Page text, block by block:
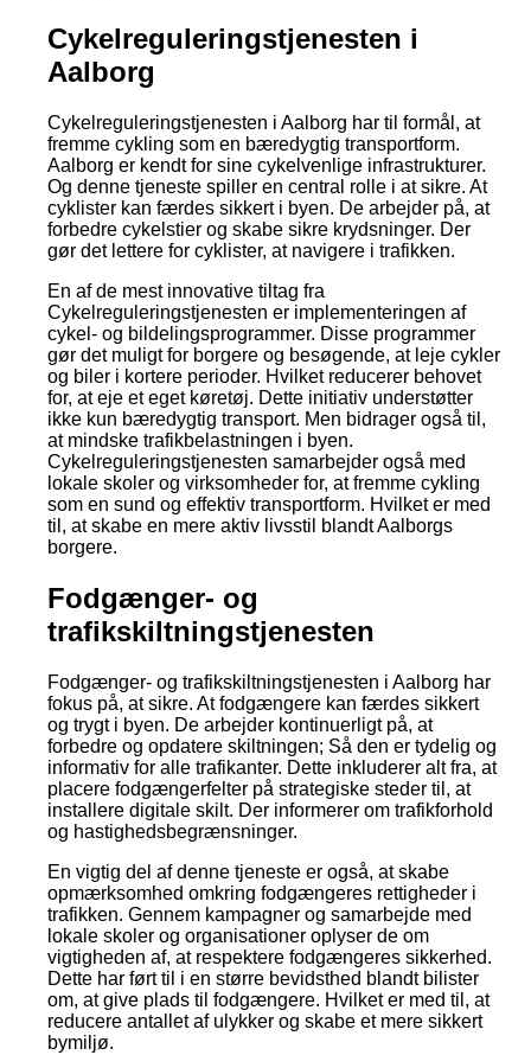
Cykelreguleringstjenesten i
Aalborg
Cykelreguleringstjenesten i Aalborg har til formål, at
fremme cykling som en bæredygtig transportform.
Aalborg er kendt for sine cykelvenlige infrastrukturer.
Og denne tjeneste spiller en central rolle i at sikre. At
cyklister kan færdes sikkert i byen. De arbejder på, at
forbedre cykelstier og skabe sikre krydsninger. Der
gør det lettere for cyklister, at navigere i trafikken.
En af de mest innovative tiltag fra
Cykelreguleringstjenesten er implementeringen af
cykel- og bildelingsprogrammer. Disse programmer
gør det muligt for borgere og besøgende, at leje cykler
og biler i kortere perioder. Hvilket reducerer behovet
for, at eje et eget køretøj. Dette initiativ understøtter
ikke kun bæredygtig transport. Men bidrager også til,
at mindske trafikbelastningen i byen.
Cykelreguleringstjenesten samarbejder også med
lokale skoler og virksomheder for, at fremme cykling
som en sund og effektiv transportform. Hvilket er med
til, at skabe en mere aktiv livsstil blandt Aalborgs
borgere.
Fodgænger- og
trafikskiltningstjenesten
Fodgænger- og trafikskiltningstjenesten i Aalborg har
fokus på, at sikre. At fodgængere kan færdes sikkert
og trygt i byen. De arbejder kontinuerligt på, at
forbedre og opdatere skiltningen; Så den er tydelig og
informativ for alle trafikanter. Dette inkluderer alt fra, at
placere fodgængerfelter på strategiske steder til, at
installere digitale skilt. Der informerer om trafikforhold
og hastighedsbegrænsninger.
En vigtig del af denne tjeneste er også, at skabe
opmærksomhed omkring fodgængeres rettigheder i
trafikken. Gennem kampagner og samarbejde med
lokale skoler og organisationer oplyser de om
vigtigheden af, at respektere fodgængeres sikkerhed.
Dette har ført til i en større bevidsthed blandt bilister
om, at give plads til fodgængere. Hvilket er med til, at
reducere antallet af ulykker og skabe et mere sikkert
bymiljø.